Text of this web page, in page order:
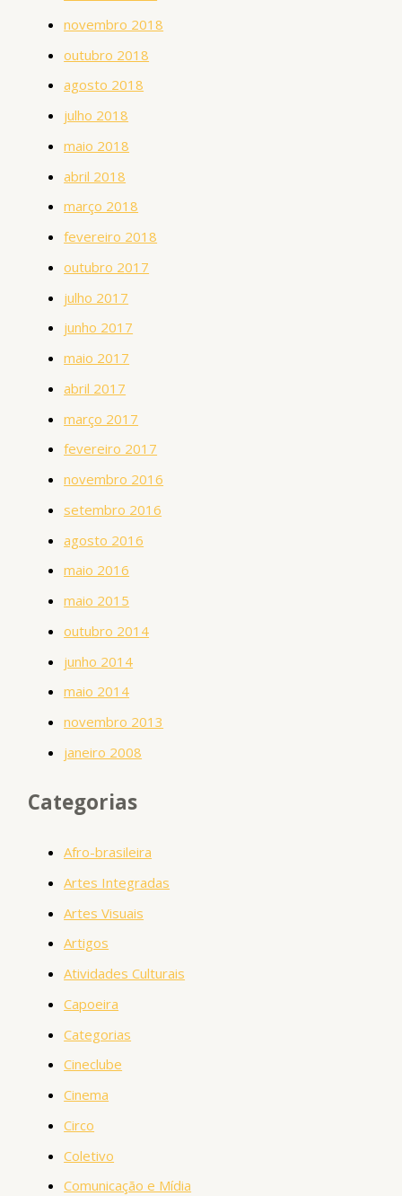
novembro 2018
outubro 2018
agosto 2018
julho 2018
maio 2018
abril 2018
março 2018
fevereiro 2018
outubro 2017
julho 2017
junho 2017
maio 2017
abril 2017
março 2017
fevereiro 2017
novembro 2016
setembro 2016
agosto 2016
maio 2016
maio 2015
outubro 2014
junho 2014
maio 2014
novembro 2013
janeiro 2008
Categorias
Afro-brasileira
Artes Integradas
Artes Visuais
Artigos
Atividades Culturais
Capoeira
Categorias
Cineclube
Cinema
Circo
Coletivo
Comunicação e Mídia